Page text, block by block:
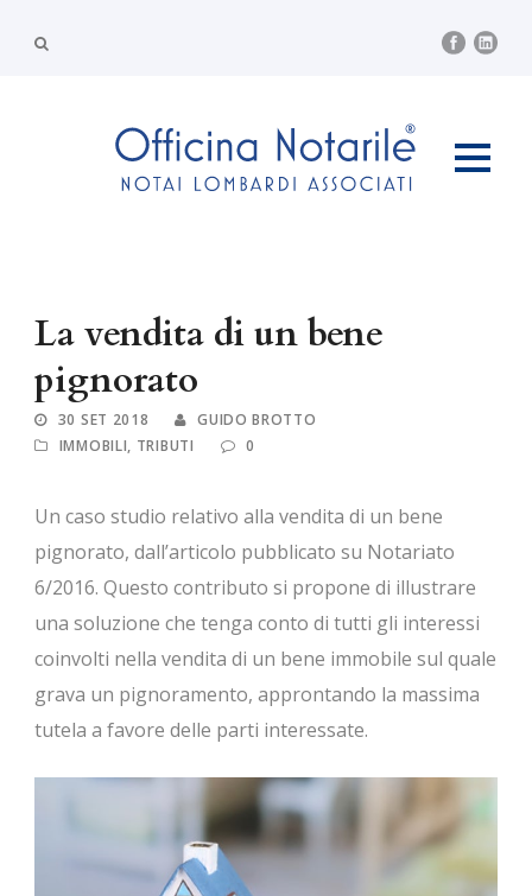
La vendita di un bene
pignorato
30 SET 2018
GUIDO BROTTO
IMMOBILI, TRIBUTI 0
Un caso studio relativo alla vendita di un bene
pignorato, dall’articolo pubblicato su Notariato
6/2016. Questo contributo si propone di illustrare
una soluzione che tenga conto di tutti gli interessi
coinvolti nella vendita di un bene immobile sul quale
grava un pignoramento, approntando la massima
tutela a favore delle parti interessate.